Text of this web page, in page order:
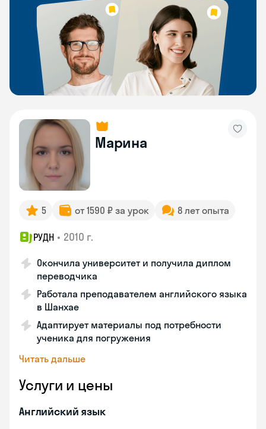
Марина
5 от 1590 ₽ за урок 8 лет опыта
РУДН • 2010 г.
Окончила университет и получила диплом
переводчика
Работала преподавателем английского языка
в Шанхае
Адаптирует материалы под потребности
ученика для погружения
Читать дальше
Услуги и цены
Английский язык